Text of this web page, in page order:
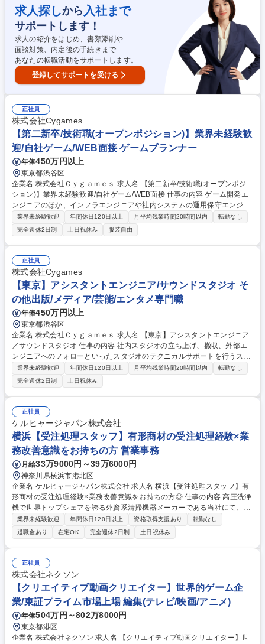
タメコンテンツが大好きで、「ゲーム業界の未来を自らの手で作りたい」
「最高のコンテンツを作るためには、何でもやる」という情熱に溢れた方
のご応募をお待ちしております。 募集職種 【第二新卒オープンポジショ
ン】業界未経験歓迎/自社ゲーム/WEB面接
求人探しから 入社まで
サポートします！
求人の紹介をはじめ、書類添削や
面談対策、内定後の手続きまで
あなたの転職活動をサポートします。
登録してサポートを受ける
正社員
株式会社Cygames
【第二新卒/技術職(オープンポジション)】業界未経験歓
迎/自社ゲーム/WEB面接 ゲームプランナー
年俸450万円以上
東京都渋谷区
企業名 株式会社Ｃｙｇａｍｅｓ 求人名 【第二新卒/技術職(オープンポジ
ション)】業界未経験歓迎/自社ゲーム/WEB面接 仕事の内容 ゲーム開発エ
ンジニアのほか、インフラエンジニアや社内システムの運用保守エンジニ
アなど、最高のコンテンツ作りを支える技術職の方を募集しています。第
二新卒向けの研修制度もあり、未経験から挑戦できる土壌が 整っていま
す。Cygamesで、あなたが本当にやりたかった仕事に挑戦してみません
か？ 1,配属チーム／職種例 ＜ゲーム開発＞■ゲーム開発エンジニア／サー
バーサイド■ゲーム開発エンジニア／クライアントサイド■テクニカルアー
ティスト／東京 ※他にも募集中のポジションはございますので、面接では
ご希望と適性にマッチしたポジションをご案内いたします。 募集職種
【第二新卒/技術職(オープンポジション)】業界未経験歓迎/自社ゲーム/WE
B面接
業界未経験歓迎 年間休日120日以上 月平均残業時間20時間以内
転勤なし
完全週休2日制
土日祝休み 服装自由
正社員
株式会社Cygames
【東京】アシスタントエンジニア/サウンドスタジオ そ
の他出版/メディア/芸能/エンタメ専門職
年俸450万円以上
東京都渋谷区
企業名 株式会社Ｃｙｇａｍｅｓ 求人名 【東京】アシスタントエンジニア
／サウンドスタジオ 仕事の内容 社内スタジオの立ち上げ、撤収、外部エ
ンジニアへのフォローといったスタジオのテクニカルサポートを行うスタ
ッフを募集します。 各種イベントの配信、PA等のエンジニア作業もお任
せします。 募集職種 【東京】アシスタントエンジニア／サウンドスタジ
オ
業界未経験歓迎 年間休日120日以上 月平均残業時間20時間以内
転勤なし
完全週休2日制
土日祝休み
正社員
ケルヒャージャパン株式会社
横浜【受注処理スタッフ】有形商材の受注処理経験×業
務改善意識をお持ちの方 営業事務
月給33万9000円～39万6000円
神奈川県横浜市港北区
企業名 ケルヒャージャパン株式会社 求人名 横浜【受注処理スタッフ】有
形商材の受注処理経験×業務改善意識をお持ちの方◎ 仕事の内容 高圧洗浄
機で世界トップシェアを誇る外資系清掃機器メーカーである当社にて、業
務用製品・家庭用製品の受注処理業務をお任せします。 【1日の受注処理
件数】■業務用製品：50件～100件/人（繁忙期は+100件/人、主に3月、9
月）■家庭用製品：150件～200件/人（繁忙期は+100件/人、主に11月末～
1月中旬） 【繁忙期】■業務用製品3月、9月 ■家庭用製品12月～1月上旬
【研修体系】■本社：オリエンテーション3日間 ■各業務：OJT（1.5か月
～2か月） 募集職種 横浜【受注処理スタッフ】有形商材の受注処理経験×
業務改善意識をお持ちの方◎
業界未経験歓迎 年間休日120日以上 資格取得支援あり
転勤なし
退職金あり
在宅OK 完全週休2日制 土日祝休み
正社員
株式会社ネクソン
【クリエイティブ動画クリエイター】世界的ゲーム企
業/東証プライム市場上場 編集(テレビ/映画/アニメ)
年俸504万円～802万8000円
東京都港区
企業名 株式会社ネクソン 求人名 【クリエイティブ動画クリエイター】世